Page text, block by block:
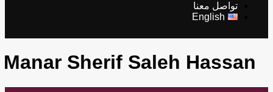
تواصل معنا
English
Manar Sherif Saleh Hassan